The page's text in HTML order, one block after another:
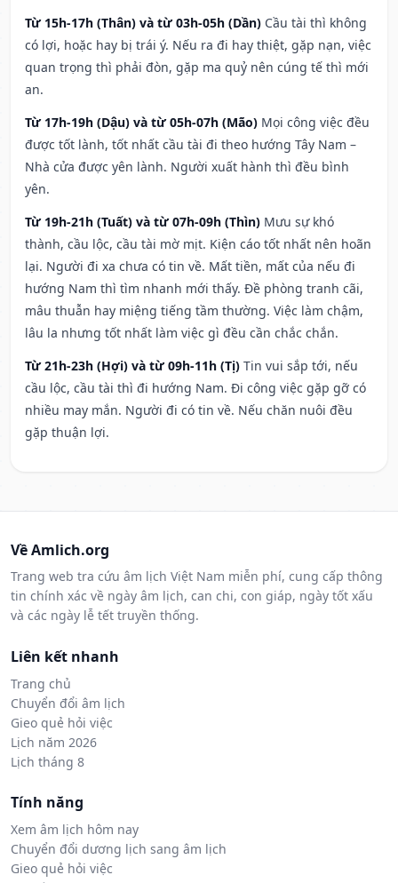
Từ 15h-17h (Thân) và từ 03h-05h (Dần) Cầu tài thì không
có lợi, hoặc hay bị trái ý. Nếu ra đi hay thiệt, gặp nạn, việc
quan trọng thì phải đòn, gặp ma quỷ nên cúng tế thì mới
an.
Từ 17h-19h (Dậu) và từ 05h-07h (Mão) Mọi công việc đều
được tốt lành, tốt nhất cầu tài đi theo hướng Tây Nam –
Nhà cửa được yên lành. Người xuất hành thì đều bình
yên.
Từ 19h-21h (Tuất) và từ 07h-09h (Thìn) Mưu sự khó
thành, cầu lộc, cầu tài mờ mịt. Kiện cáo tốt nhất nên hoãn
lại. Người đi xa chưa có tin về. Mất tiền, mất của nếu đi
hướng Nam thì tìm nhanh mới thấy. Đề phòng tranh cãi,
mâu thuẫn hay miệng tiếng tầm thường. Việc làm chậm,
lâu la nhưng tốt nhất làm việc gì đều cần chắc chắn.
Từ 21h-23h (Hợi) và từ 09h-11h (Tị) Tin vui sắp tới, nếu
cầu lộc, cầu tài thì đi hướng Nam. Đi công việc gặp gỡ có
nhiều may mắn. Người đi có tin về. Nếu chăn nuôi đều
gặp thuận lợi.
Về Amlich.org
Trang web tra cứu âm lịch Việt Nam miễn phí, cung cấp thông
tin chính xác về ngày âm lịch, can chi, con giáp, ngày tốt xấu
và các ngày lễ tết truyền thống.
Liên kết nhanh
Trang chủ
Chuyển đổi âm lịch
Gieo quẻ hỏi việc
Lịch năm 2026
Lịch tháng 8
Tính năng
Xem âm lịch hôm nay
Chuyển đổi dương lịch sang âm lịch
Gieo quẻ hỏi việc